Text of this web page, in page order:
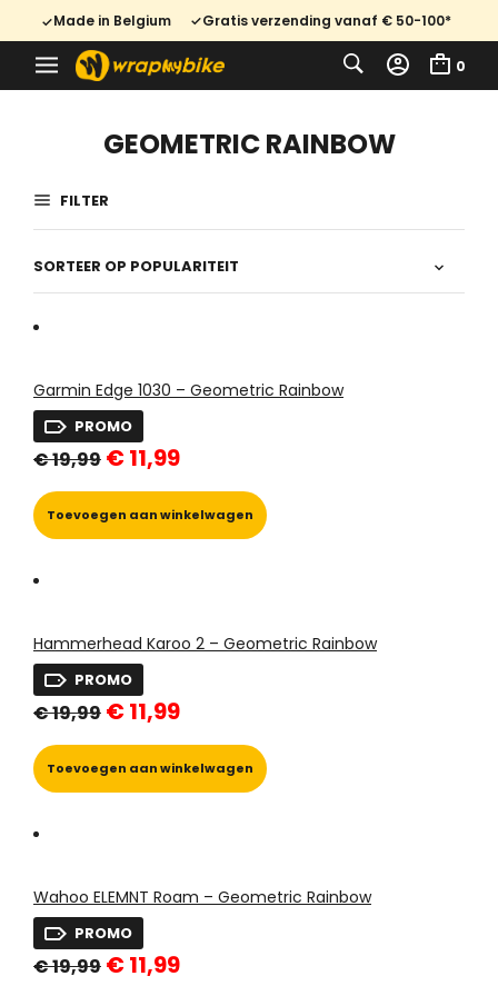
Made in Belgium Gratis verzending vanaf € 50-100*
0
GEOMETRIC RAINBOW
FILTER
Garmin Edge 1030 – Geometric Rainbow
PROMO
€19,99 Oorspronkelijke
prijs
was:
€ 19,99.
€11,99Huidige
is:
€ 11,99.
Toevoegen aan winkelwagen
Hammerhead Karoo 2 – Geometric Rainbow
PROMO
€19,99 Oorspronkelijke
prijs
was:
€ 19,99.
€11,99Huidige
is:
€ 11,99.
Toevoegen aan winkelwagen
Wahoo ELEMNT Roam – Geometric Rainbow
PROMO
€19,99 Oorspronkelijke
prijs
€11,99Huidige